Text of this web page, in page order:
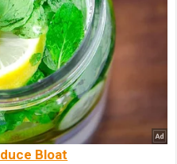
Bloat